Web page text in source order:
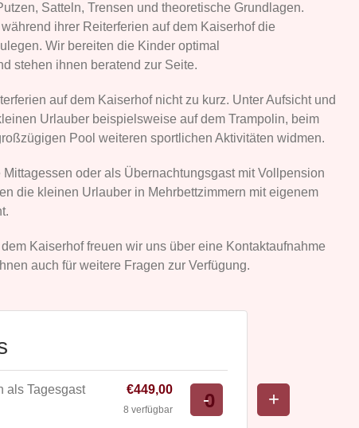
Satteln, Trensen und theoretische Grundlagen.
ihrer Reiterferien auf dem Kaiserhof die
Wir bereiten die Kinder optimal
stehen ihnen beratend zur Seite.
auf dem Kaiserhof nicht zu kurz. Unter Aufsicht und
Urlauber beispielsweise auf dem Trampolin, beim
Pool weiteren sportlichen Aktivitäten widmen.
oder als Übernachtungsgast mit Vollpension
die kleinen Urlauber in Mehrbettzimmern mit eigenem
Kaiserhof freuen wir uns über eine Kontaktaufnahme
auch für weitere Fragen zur Verfügung.
als Tagesgast €449,00
8 verfügbar
Verringern
der
-Anzahl
Erhöhe
die
+